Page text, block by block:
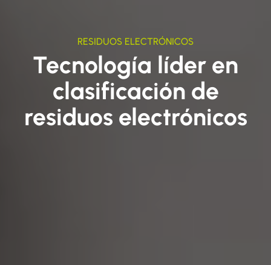
RESIDUOS ELECTRÓNICOS
Tecnología líder en
clasificación de
residuos electrónicos